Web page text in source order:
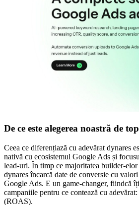
De ce este alegerea noastră de top
Ceea ce diferențiază cu adevărat dynares
nativă cu ecosistemul Google Ads și
lead-uri. În timp ce majoritatea builder-elor
dynares încarcă date de conversie cu
Google Ads. E un game-changer, fiindcă
campaniile pentru ce contează cu
(ROAS).